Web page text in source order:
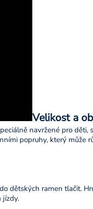
Velikost a
navržené pro děti,
popruhy, který může
dětských ramen tlačit.
jízdy.